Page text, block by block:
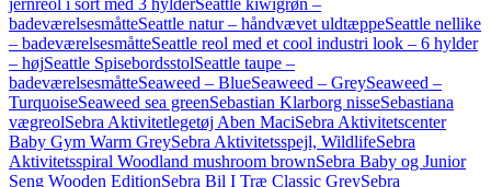
jernreol i sort med 3 hylderSeattle kiwigrøn –
badeværelsesmåtteSeattle natur – håndvævet uldtæppeSeattle nellike
– badeværelsesmåtteSeattle reol med et cool industri look – 6 hylder
– højSeattle SpisebordsstolSeattle taupe –
badeværelsesmåtteSeaweed – BlueSeaweed – GreySeaweed –
TurquoiseSeaweed sea greenSebastian Klarborg nisseSebastiana
vægreolSebra Aktivitetlegetøj Aben MaciSebra Aktivitetscenter
Baby Gym Warm GreySebra Aktivitetsspejl, WildlifeSebra
Aktivitetsspiral Woodland mushroom brownSebra Baby og Junior
Seng Wooden EditionSebra Bil I Træ Classic GreySebra